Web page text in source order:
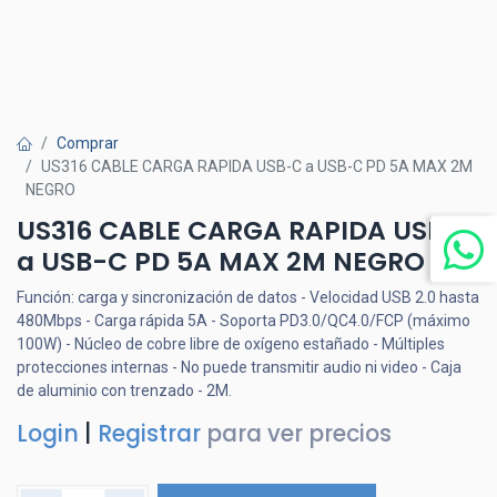
Comprar
US316 CABLE CARGA RAPIDA USB-C a USB-C PD 5A MAX 2M
NEGRO
US316 CABLE CARGA RAPIDA USB-C
a USB-C PD 5A MAX 2M NEGRO
Función: carga y sincronización de datos - Velocidad USB 2.0 hasta
480Mbps - Carga rápida 5A - Soporta PD3.0/QC4.0/FCP (máximo
100W) - Núcleo de cobre libre de oxígeno estañado - Múltiples
protecciones internas - No puede transmitir audio ni video - Caja
de aluminio con trenzado - 2M.
Login Registrar para ver precios